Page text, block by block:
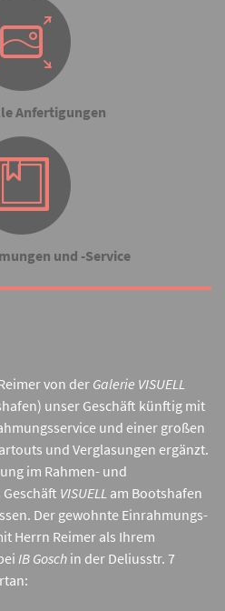
Anfertigungen
und -Service
von der Galerie VISUELL
unser Geschäft künftig mit
und einer großen
und Verglasungen ergänzt.
im Rahmen- und
VISUELL am Bootshafen
Der gewohnte Einrahmungs-
Herrn Reimer als Ihrem
IB Gosch in der Deliusstr. 7